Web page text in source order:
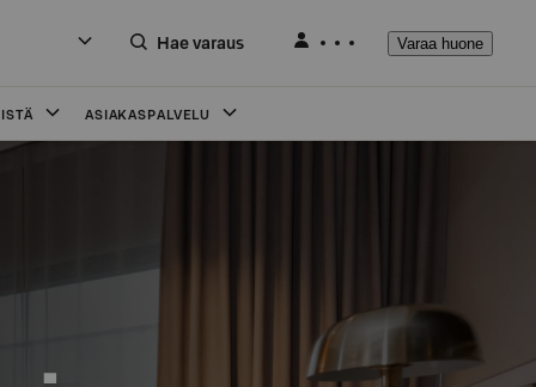
Hae varaus Varaa huone
ASIAKASPALVELU